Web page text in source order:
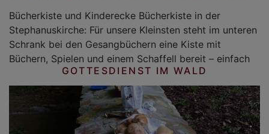
Bücherkiste und Kinderecke Bücherkiste in der
Stephanuskirche: Für unsere Kleinsten steht im unteren
Schrank bei den Gesangbüchern eine Kiste mit
Büchern, Spielen und einem Schaffell bereit – einfach
GOTTESDIENST IM WALD